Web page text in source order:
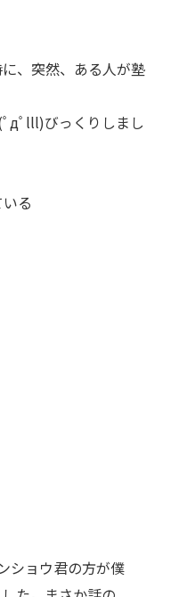
、突然、ある人が塾
дﾟlll)びっくりしまし
る
ショウ君の方が僕